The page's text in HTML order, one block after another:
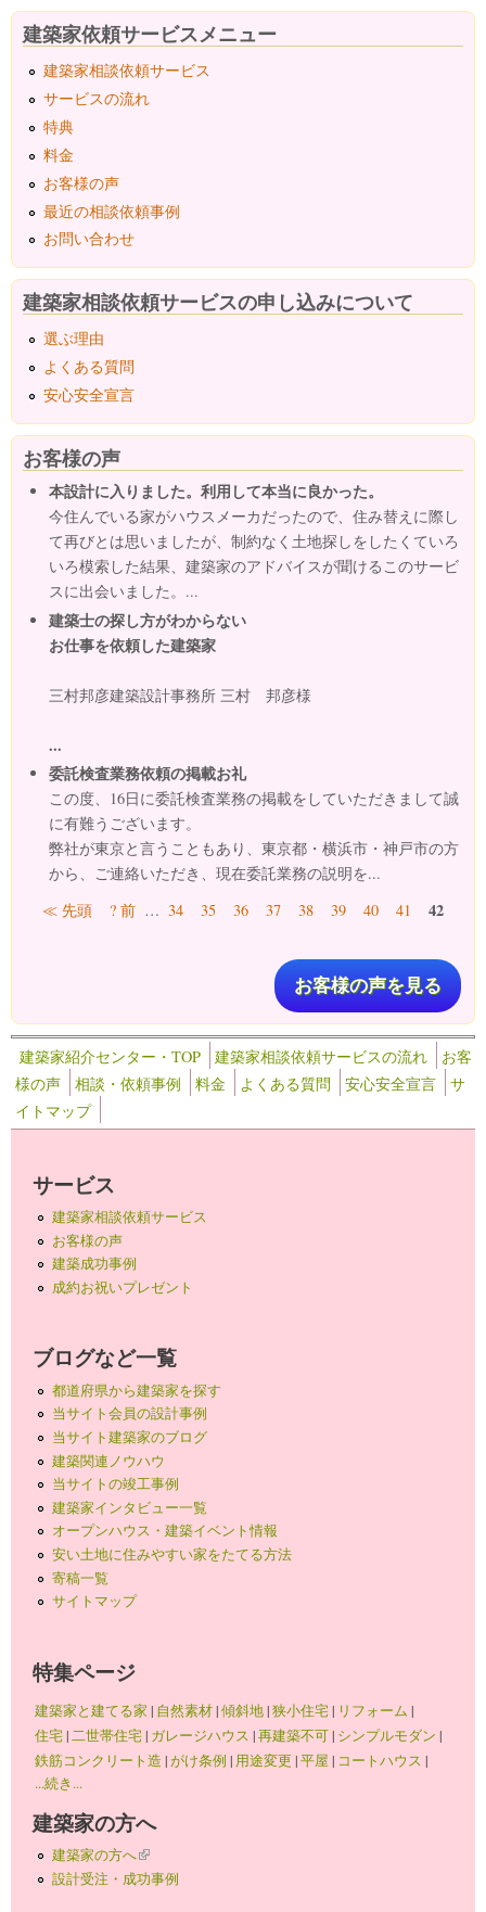
建築家依頼サービスメニュー
建築家相談依頼サービス
サービスの流れ
特典
料金
お客様の声
最近の相談依頼事例
お問い合わせ
建築家相談依頼サービスの申し込みについて
選ぶ理由
よくある質問
安心安全宣言
お客様の声
本設計に入りました。利用して本当に良かった。
今住んでいる家がハウスメーカだったので、住み替えに際し
て再びとは思いましたが、制約なく土地探しをしたくていろ
いろ模索した結果、建築家のアドバイスが聞けるこのサービ
スに出会いました。...
建築士の探し方がわからない
お仕事を依頼した建築家
三村邦彦建築設計事務所 三村 邦彦様
...
委託検査業務依頼の掲載お礼
この度、16日に委託検査業務の掲載をしていただきまして誠
に有難うございます。
弊社が東京と言うこともあり、東京都・横浜市・神戸市の方
から、ご連絡いただき、現在委託業務の説明を...
ページ
≪ 先頭 ? 前 … 34 35 36 37 38 39 40 41 42
お客様の声を見る
建築家紹介センター・TOP 建築家相談依頼サービスの流れ
お客
様の声
相談・依頼事例 料金 よくある質問 安心安全宣言
サ
イトマップ
サービス
建築家相談依頼サービス
お客様の声
建築成功事例
成約お祝いプレゼント
ブログなど一覧
都道府県から建築家を探す
当サイト会員の設計事例
当サイト建築家のブログ
建築関連ノウハウ
当サイトの竣工事例
建築家インタビュー一覧
オープンハウス・建築イベント情報
安い土地に住みやすい家をたてる方法
寄稿一覧
サイトマップ
特集ページ
建築家と建てる家 | 自然素材|傾斜地|狭小住宅| リフォーム |
住宅| 二世帯住宅| ガレージハウス |再建築不可| シンプルモダン |
鉄筋コンクリート造 |がけ条例 | 用途変更 |平屋 | コートハウス |
...続き...
建築家の方へ
建築家の方へ(link is external)
設計受注・成功事例